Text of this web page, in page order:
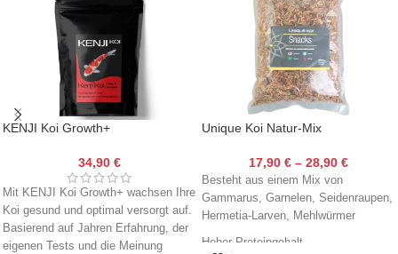
KENJI Koi Growth+
34,90 €
Mit KENJI Koi Growth+ wachsen Ihre
Koi gesund und optimal versorgt auf.
Basierend auf Jahren Erfahrung, der
eigenen Tests und die Meinung
Unique Koi Natur-Mix
17,90 € – 28,90 €
Besteht aus einem Mix von
Gammarus, Garnelen, Seidenraupen,
Hermetia-Larven, Mehlwürmer
Hoher Proteingehalt